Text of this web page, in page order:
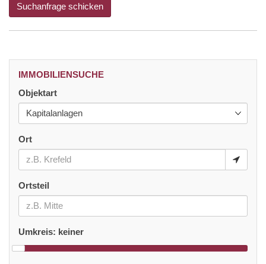
Suchanfrage schicken
IMMOBILIENSUCHE
Objektart
Ort
Ortsteil
Umkreis: keiner